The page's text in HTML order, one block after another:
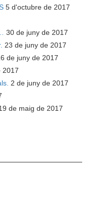
5 d'octubre de 2017
30 de juny de 2017
23 de juny de 2017
de juny de 2017
2017
2 de juny de 2017
de maig de 2017